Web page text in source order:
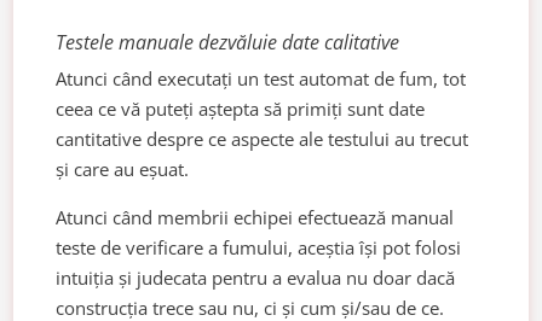
Testele manuale dezvăluie date calitative
Atunci când executați un test automat de fum, tot
ceea ce vă puteți aștepta să primiți sunt date
cantitative despre ce aspecte ale testului au trecut
și care au eșuat.
Atunci când membrii echipei efectuează manual
teste de verificare a fumului, aceștia își pot folosi
intuiția și judecata pentru a evalua nu doar dacă
construcția trece sau nu, ci și cum și/sau de ce.